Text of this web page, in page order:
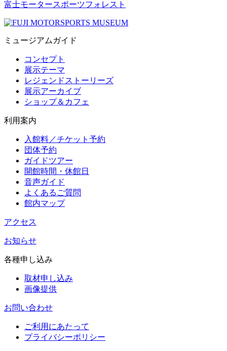
富士モータースポーツフォレスト
ミュージアムガイド
コンセプト
展示テーマ
レジェンドストーリーズ
展示アーカイブ
ショップ＆カフェ
利用案内
入館料／チケット予約
団体予約
ガイドツアー
開館時間・休館日
音声ガイド
よくあるご質問
館内マップ
アクセス
お知らせ
各種申し込み
取材申し込み
画像提供
お問い合わせ
ご利用にあたって
プライバシーポリシー